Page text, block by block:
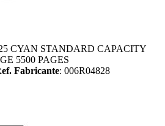
CYAN STANDARD CAPACITY
5500 PAGES
Fabricante: 006R04828